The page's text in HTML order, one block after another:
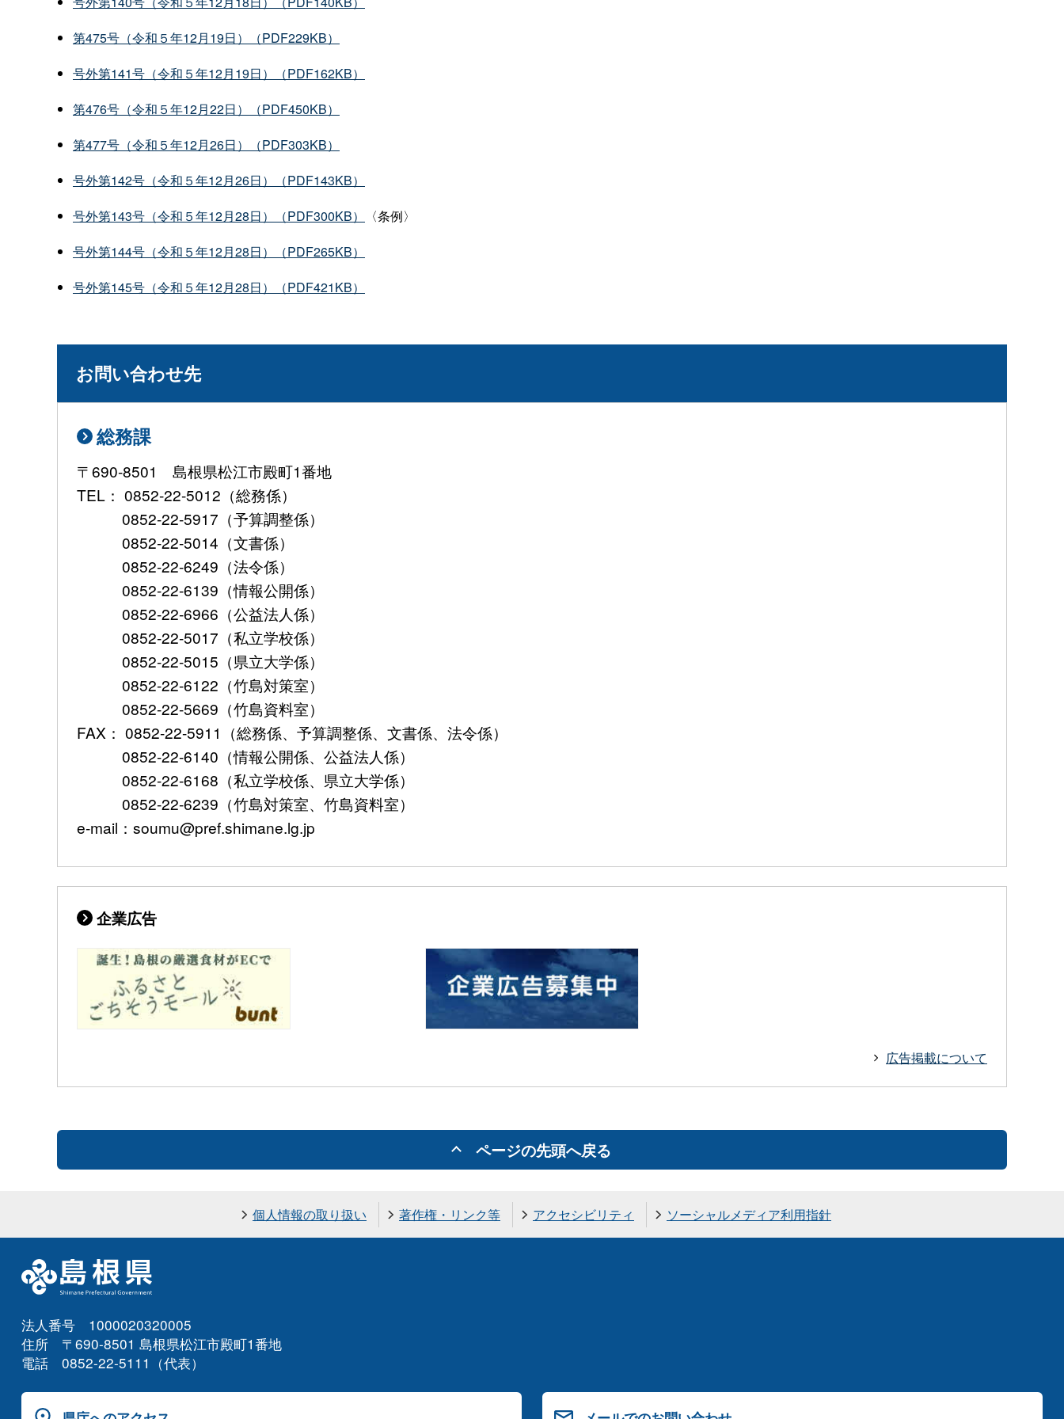
第475号（令和５年12月19日）（PDF229KB）
号外第141号（令和５年12月19日）（PDF162KB）
第476号（令和５年12月22日）（PDF450KB）
第477号（令和５年12月26日）（PDF303KB）
号外第142号（令和５年12月26日）（PDF143KB）
号外第143号（令和５年12月28日）（PDF300KB）
〈条例〉
号外第144号（令和５年12月28日）（PDF265KB）
号外第145号（令和５年12月28日）（PDF421KB）
お問い合わせ先
総務課
〒690-8501 島根県松江市殿町1番地
TEL： 0852-22-5012（総務係）
0852-22-5917（予算調整係）
0852-22-5014（文書係）
0852-22-6249（法令係）
0852-22-6139（情報公開係）
0852-22-6966（公益法人係）
0852-22-5017（私立学校係）
0852-22-5015（県立大学係）
0852-22-6122（竹島対策室）
0852-22-5669（竹島資料室）
FAX： 0852-22-5911（総務係、予算調整係、文書係、法令係）
0852-22-6140（情報公開係、公益法人係）
0852-22-6168（私立学校係、県立大学係）
0852-22-6239（竹島対策室、竹島資料室）
e-mail：soumu@pref.shimane.lg.jp
企業広告
広告掲載について
ページの先頭へ戻る
個人情報の取り扱い 著作権・リンク等 アクセシビリティ ソーシャルメディア利用指針
法人番号 1000020320005
住所 〒690-8501 島根県松江市殿町1番地
電話 0852-22-5111（代表）